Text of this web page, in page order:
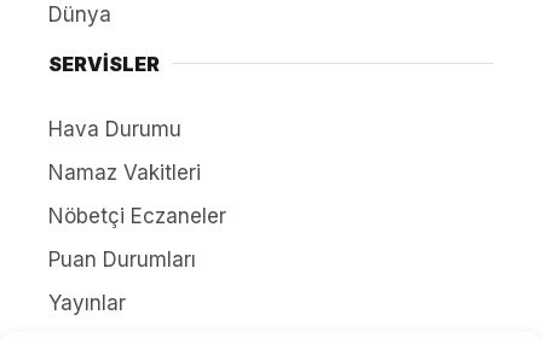
Dünya
SERVİSLER
Hava Durumu
Namaz Vakitleri
Nöbetçi Eczaneler
Puan Durumları
Yayınlar